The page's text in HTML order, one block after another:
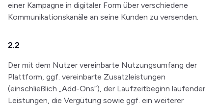
einer Kampagne in digitaler Form über verschiedene
Kommunikationskanäle an seine Kunden zu versenden.
2.2
Der mit dem Nutzer vereinbarte Nutzungsumfang der
Plattform, ggf. vereinbarte Zusatzleistungen
(einschließlich „Add-Ons”), der Laufzeitbeginn laufender
Leistungen, die Vergütung sowie ggf. ein weiterer